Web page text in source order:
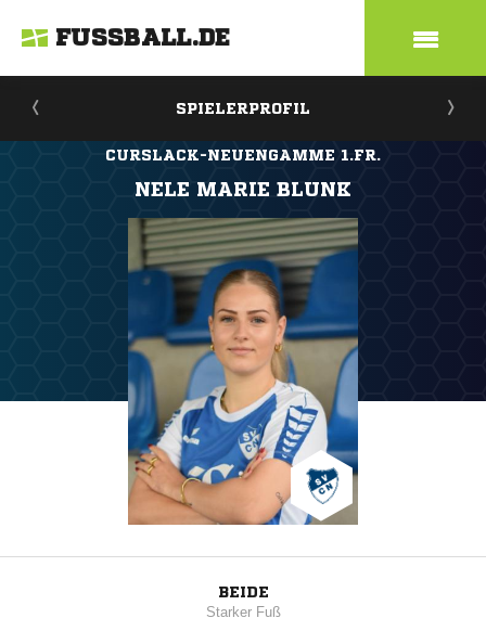
FUSSBALL.DE
SPIELERPROFIL
CURSLACK-NEUENGAMME 1.FR.
NELE MARIE BLUNK
BEIDE
Starker Fuß